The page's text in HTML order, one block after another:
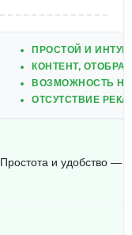
ПРОСТОЙ И
КОНТЕНТ,
ВОЗМОЖНОСТЬ
ОТСУТСТВИЕ
Простота и удобство —